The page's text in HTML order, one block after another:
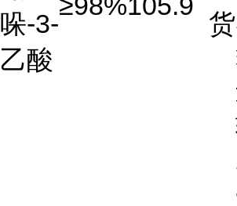
哚-3-
乙酸
货